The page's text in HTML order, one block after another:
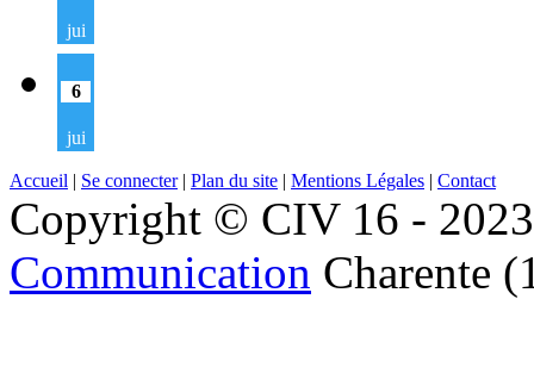
jui
6
jui
Accueil | Se connecter| Plan du site | Mentions Légales | Contact
Copyright © CIV 16 -
Communication Charente